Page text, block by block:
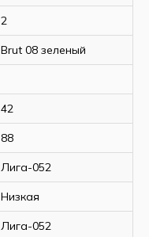
2
Brut 08 зеленый
42
88
Лига-052
Низкая
Лига-052